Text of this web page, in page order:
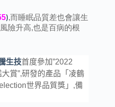
),而睡眠品質差也會讓生
險升高,也是百病的根
生技首度參加”2022
賞”,研發的產品「凌鶴
世界品質獎」,備